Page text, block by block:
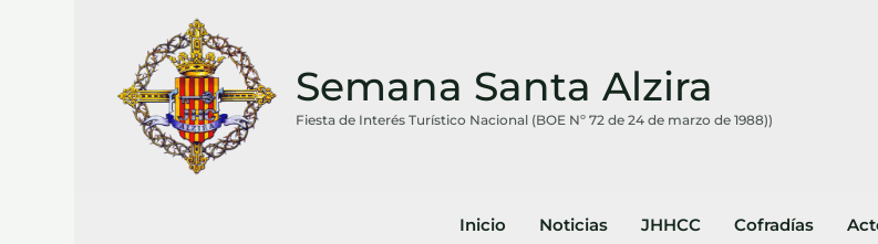
Semana Santa Alzira
Fiesta de Interés Turístico Nacional (BOE Nº 72 de 24 de marzo de 1988))
Inicio Noticias JHHCC Cofradías